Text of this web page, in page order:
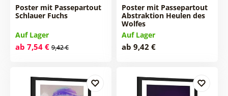
Poster mit Passepartout
Schlauer Fuchs
Auf Lager
ab 7,54 € 9,42 €
Poster mit Passepartout
Abstraktion Heulen des
Wolfes
Auf Lager
ab 9,42 €